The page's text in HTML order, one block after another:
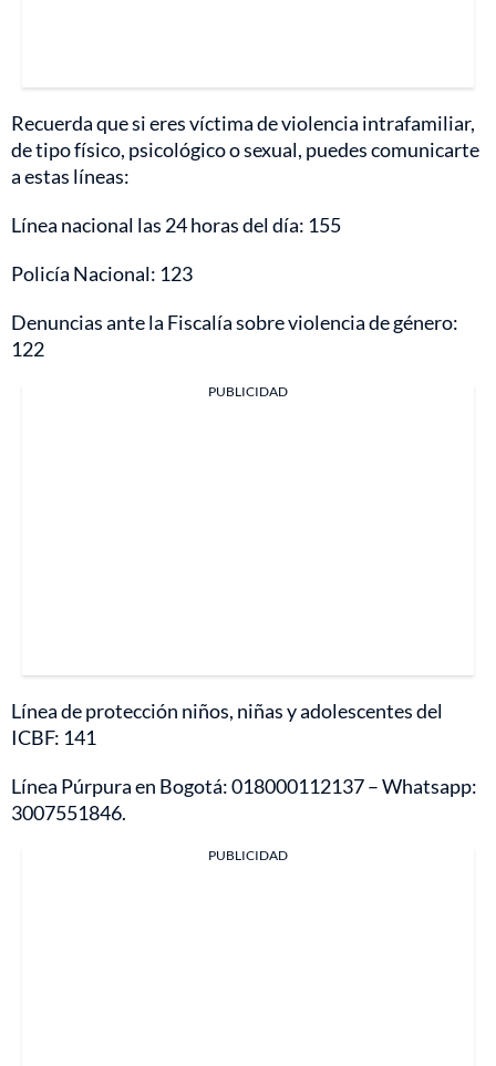
Recuerda que si eres víctima de violencia intrafamiliar,
de tipo físico, psicológico o sexual, puedes comunicarte
a estas líneas:
Línea nacional las 24 horas del día: 155
Policía Nacional: 123
Denuncias ante la Fiscalía sobre violencia de género:
122
PUBLICIDAD
Línea de protección niños, niñas y adolescentes del
ICBF: 141
Línea Púrpura en Bogotá: 018000112137 – Whatsapp:
3007551846.
PUBLICIDAD